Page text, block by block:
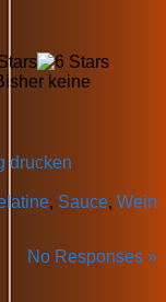
keine
drucken
, Sauce, Wein
No Responses »